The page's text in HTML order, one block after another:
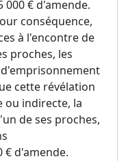
€ d'amende.
conséquence,
à l'encontre de
proches, les
cette révélation
ou indirecte, la
de ses proches,
€ d'amende.